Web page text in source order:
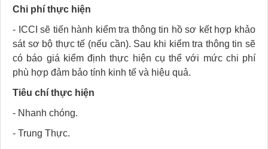
Chi phí thực hiện
- ICCI sẽ tiến hành kiểm tra thông tin hồ sơ kết hợp khảo
sát sơ bộ thực tế (nếu cần). Sau khi kiểm tra thông tin sẽ
có báo giá kiểm định thực hiện cụ thể với mức chi phí
phù hợp đảm bảo tính kinh tế và hiệu quả.
Tiêu chí thực hiện
- Nhanh chóng.
- Trung Thực.